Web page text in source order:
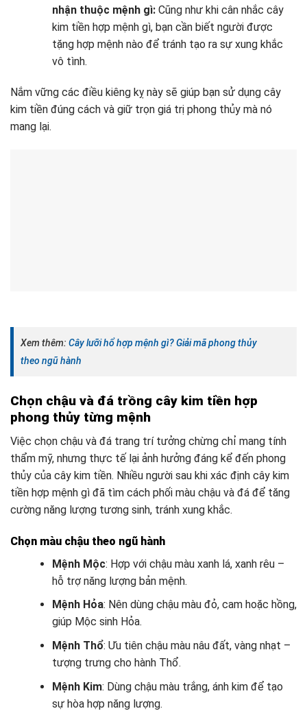
nhận thuộc mệnh gì:Cũng như khi cân nhắc cây
kim tiền hợp mệnh gì, bạn cần biết người được
tặng hợp mệnh nào để tránh tạo ra sự xung khắc
vô tình.
Nắm vững các điều kiêng kỵ này sẽ giúp bạn sử dụng cây
kim tiền đúng cách và giữ trọn giá trị phong thủy mà nó
mang lại.
Xem thêm: Cây lưỡi hổ hợp mệnh gì? Giải mã phong thủy
theo ngũ hành
Chọn chậu và đá trồng cây kim tiền hợp
phong thủy từng mệnh
Việc chọn chậu và đá trang trí tưởng chừng chỉ mang tính
thẩm mỹ, nhưng thực tế lại ảnh hưởng đáng kể đến phong
thủy của cây kim tiền. Nhiều người sau khi xác định cây kim
tiền hợp mệnh gì đã tìm cách phối màu chậu và đá để tăng
cường năng lượng tương sinh, tránh xung khắc.
Chọn màu chậu theo ngũ hành
Mệnh Mộc: Hợp với chậu màu xanh lá, xanh rêu –
hỗ trợ năng lượng bản mệnh.
Mệnh Hỏa: Nên dùng chậu màu đỏ, cam hoặc hồng,
giúp Mộc sinh Hỏa.
Mệnh Thổ: Ưu tiên chậu màu nâu đất, vàng nhạt –
tượng trưng cho hành Thổ.
Mệnh Kim: Dùng chậu màu trắng, ánh kim để tạo
sự hòa hợp năng lượng.